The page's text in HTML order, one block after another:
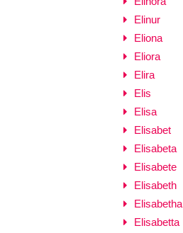
Elinur
Eliona
Eliora
Elira
Elis
Elisa
Elisabet
Elisabeta
Elisabete
Elisabeth
Elisabetha
Elisabetta